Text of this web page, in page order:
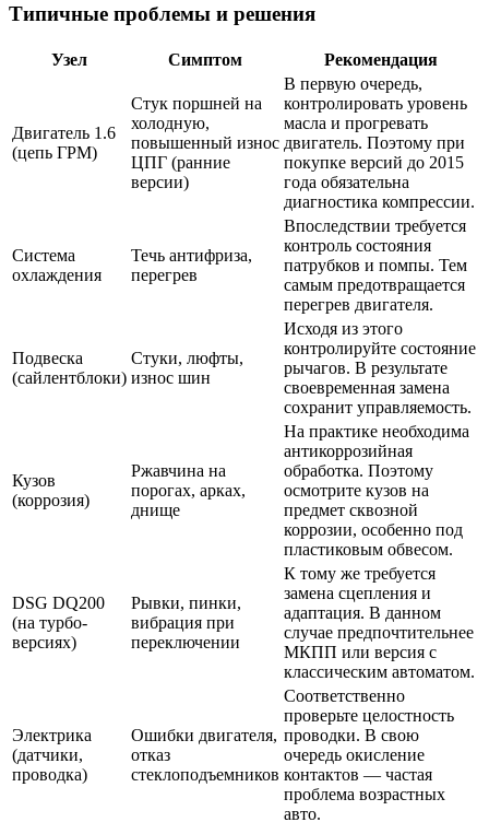
Типичные проблемы и решения
Узел Симптом Рекомендация
Двигатель 1.6
(цепь ГРМ)
Стук поршней на
холодную,
повышенный износ
ЦПГ (ранние
версии)
В первую очередь,
контролировать уровень
масла и прогревать
двигатель. Поэтому при
покупке версий до 2015
года обязательна
диагностика компрессии.
Система
охлаждения
Течь антифриза,
перегрев
Впоследствии требуется
контроль состояния
патрубков и помпы. Тем
самым предотвращается
перегрев двигателя.
Подвеска
(сайлентблоки)
Стуки, люфты,
износ шин
Исходя из этого
контролируйте состояние
рычагов. В результате
своевременная замена
сохранит управляемость.
Кузов
(коррозия)
Ржавчина на
порогах, арках,
днище
На практике необходима
антикоррозийная
обработка. Поэтому
осмотрите кузов на
предмет сквозной
коррозии, особенно под
пластиковым обвесом.
DSG DQ200
(на турбо-
версиях)
Рывки, пинки,
вибрация при
переключении
К тому же требуется
замена сцепления и
адаптация. В данном
случае предпочтительнее
МКПП или версия с
классическим автоматом.
Электрика
(датчики,
проводка)
Ошибки двигателя,
отказ
стеклоподъемников
Соответственно
проверьте целостность
проводки. В свою
очередь окисление
контактов — частая
проблема возрастных
авто.